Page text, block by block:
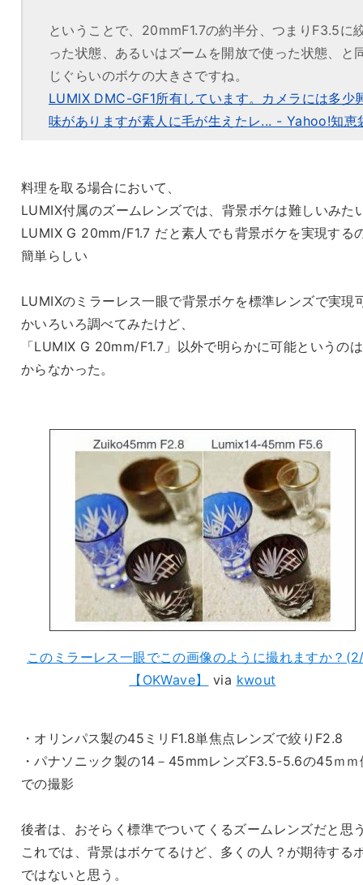
ということで、20mmF1.7の約半分、つまりF3.5に
った状態、あるいはズームを開放で使った状態、と
じぐらいのボケの大きさですね。
LUMIX DMC-GF1所有しています。カメラには多少
味がありますが素人に毛が生えたレ... - Yahoo!知恵
料理を取る場合において、
LUMIX付属のズームレンズでは、背景ボケは難しいみた
LUMIX G 20mm/F1.7 だと素人でも背景ボケを実現する
簡単らしい
LUMIXのミラーレス一眼で背景ボケを標準レンズで実現
かいろいろ調べてみたけど、
「LUMIX G 20mm/F1.7」以外で明らかに可能というの
からなかった。
このミラーレス一眼でこの画像のように撮れますか？
【OKWave】
via kwout
・オリンパス製の45ミリF1.8単焦点レンズで絞りF2.8
・パナソニック製の14－45mmレンズF3.5-5.6の45ｍｍ
での撮影
後者は、おそらく標準でついてくるズームレンズだと思
これでは、背景はボケてるけど、多くの人？が期待する
ではないと思う。